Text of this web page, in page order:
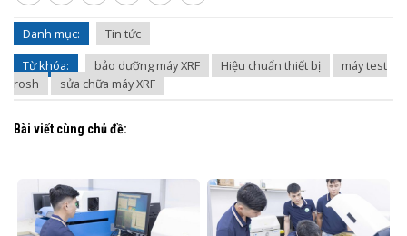
Danh mục:
Tin tức
Từ khóa:
bảo dưỡng máy XRF Hiệu chuẩn thiết bị
máy test
rosh
sửa chữa máy XRF
Bài viết cùng chủ đề: